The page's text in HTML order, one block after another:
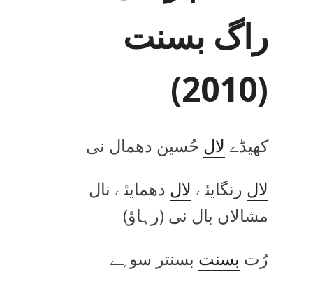
راگ بسنت
(2010)
کھیڈے لال حُسین دھمال نی
لال رنگایئے لال دھمایئے نال
مشالاں بال نی (رہاؤ)
رُت بسنت بسنتر سوہے